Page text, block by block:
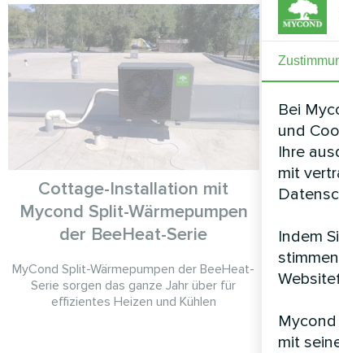
Cottage-Installation mit
Mycond Split-Wärmepumpen
der BeeHeat-Serie
MyCond Split-Wärmepumpen der BeeHeat-
Serie sorgen das ganze Jahr über für
effizientes Heizen und Kühlen
Bei
und
Ihre
mit
Indem
mit